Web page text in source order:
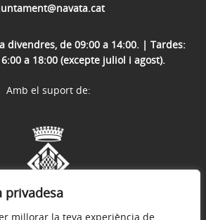
privadesa
millorar la teva experiència de
divendres, de 09:00 a 14:00. | Tardes:
a 18:00 (excepte juliol i agost).
Amb el suport de: